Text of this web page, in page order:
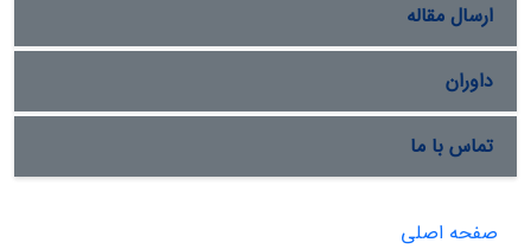
ارسال مقاله
داوران
تماس با ما
صفحه اصلی